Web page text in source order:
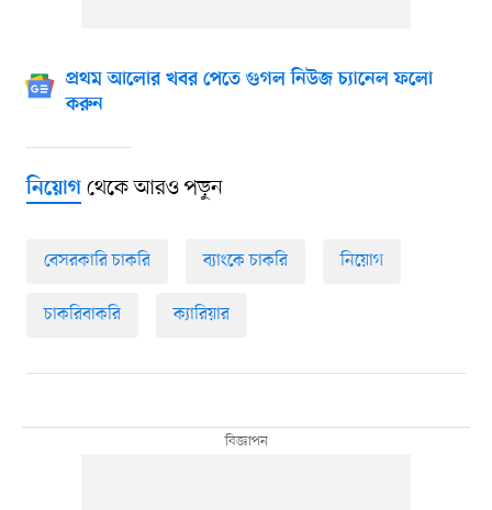
প্রথম আলোর খবর পেতে গুগল নিউজ চ্যানেল ফলো
করুন
নিয়োগথেকে আরও পড়ুন
বেসরকারি চাকরি ব্যাংকে চাকরি নিয়োগ
চাকরিবাকরি ক্যারিয়ার